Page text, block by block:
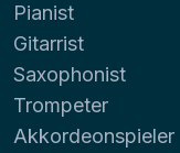
Pianist
Gitarrist
Saxophonist
Trompeter
Akkordeonspieler